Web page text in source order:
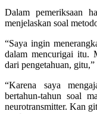
Dalam pemeriksaan
menjelaskan soal
“Saya ingin
dalam mencurigai itu.
dari pengetahuan,
“Karena saya
bertahun-tahun soal
neurotransmitter. Kan